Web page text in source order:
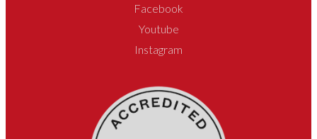
Facebook
Youtube
Instagram